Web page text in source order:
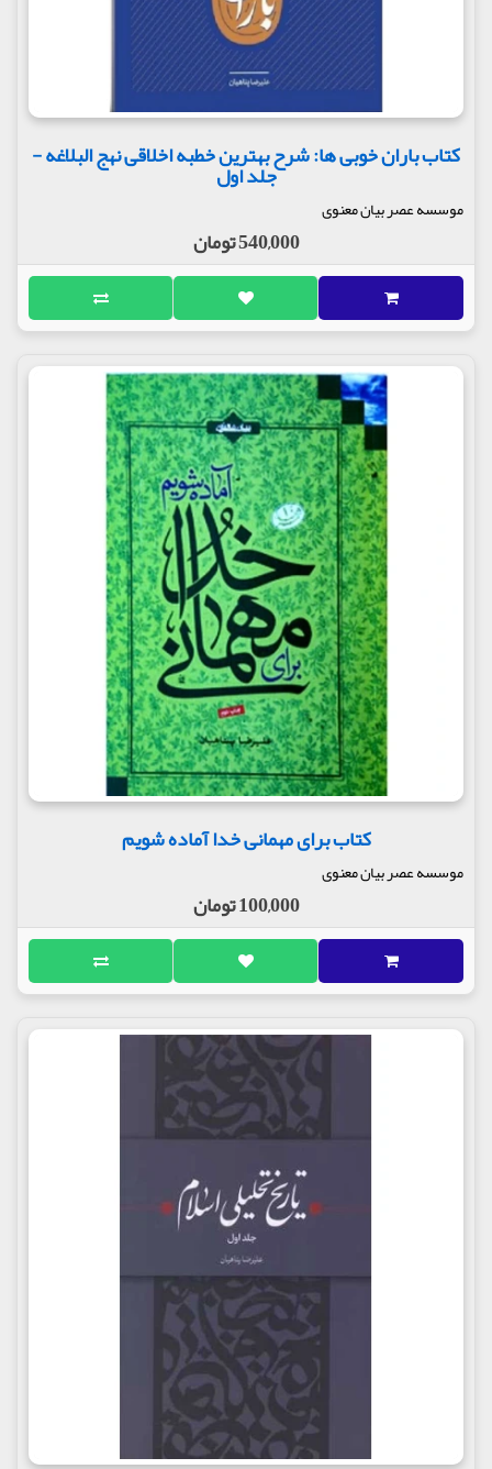
کتاب باران خوبی ها: شرح بهترین خطبه اخلاقی نهج البلاغه -
جلد اول
موسسه عصر بیان معنوی
540,000 تومان
کتاب برای مهمانی خدا آماده شویم
موسسه عصر بیان معنوی
100,000 تومان